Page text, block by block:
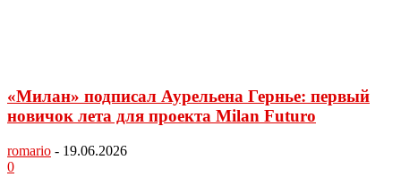
«Милан» подписал Аурельена Гернье: первый
новичок лета для проекта Milan Futuro
romario - 19.06.2026
0